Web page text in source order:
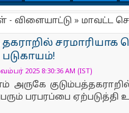
- விளையாட்டு » மாவட்ட
தகராறில் சரமாரியாக
2025 8:30:36 AM (IST)
அருகே
பரபரப்பை ஏற்படுத்தி